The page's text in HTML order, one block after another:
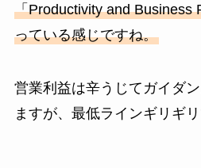
「Productivity and Business
っている感じですね。
営業利益は辛うじてガイダ
ますが、最低ラインギリギリ